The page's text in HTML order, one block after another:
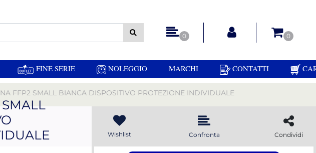
aggiorna automaticamente gli altri filtri disponibili.
0 0
FINE SERIE NOLEGGIO MARCHI CONTATTI
FFP2 SMALL BIANCA DISPOSITIVO PROTEZIONE INDIVIDUALE
Wishlist Confronta Condividi